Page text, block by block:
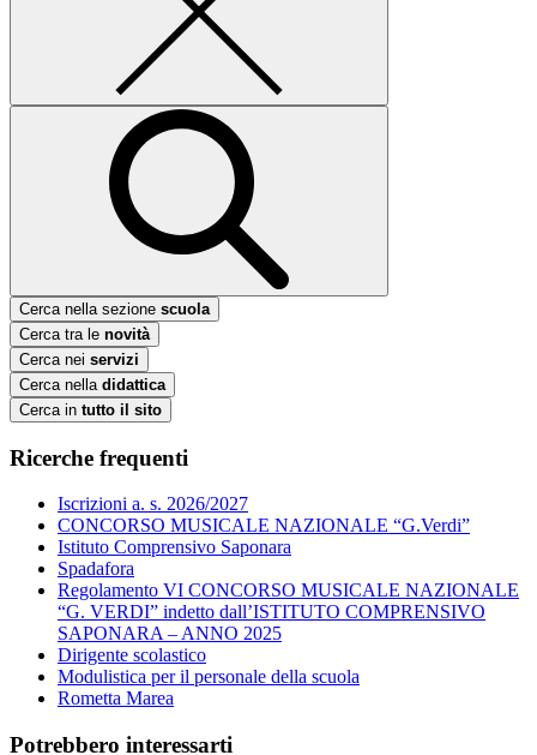
Cerca nella sezione scuola
Cerca tra le novità
Cerca nei servizi
Cerca nella didattica
Cerca in tutto il sito
Ricerche frequenti
Iscrizioni a. s. 2026/2027
CONCORSO MUSICALE NAZIONALE “G.Verdi”
Istituto Comprensivo Saponara
Spadafora
Regolamento VI CONCORSO MUSICALE NAZIONALE
“G. VERDI” indetto dall’ISTITUTO COMPRENSIVO
SAPONARA – ANNO 2025
Dirigente scolastico
Modulistica per il personale della scuola
Rometta Marea
Potrebbero interessarti